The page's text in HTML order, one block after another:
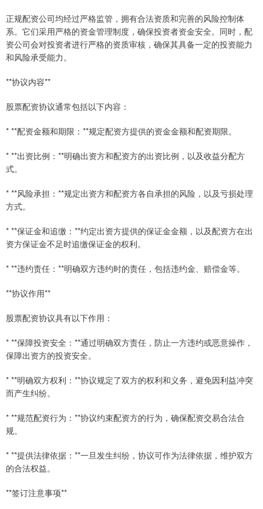
正规配资公司均经过严格监管，拥有合法资质和完善的风险控制体
系。它们采用严格的资金管理制度，确保投资者资金安全。同时，配
资公司会对投资者进行严格的资质审核，确保其具备一定的投资能力
和风险承受能力。
**协议内容**
股票配资协议通常包括以下内容：
* **配资金额和期限：**规定配资方提供的资金金额和配资期限。
* **出资比例：**明确出资方和配资方的出资比例，以及收益分配方
式。
* **风险承担：**规定出资方和配资方各自承担的风险，以及亏损处理
方式。
* **保证金和追缴：**约定出资方提供的保证金金额，以及配资方在出
资方保证金不足时追缴保证金的权利。
* **违约责任：**明确双方违约时的责任，包括违约金、赔偿金等。
**协议作用**
股票配资协议具有以下作用：
* **保障投资安全：**通过明确双方责任，防止一方违约或恶意操作，
保障出资方的投资安全。
* **明确双方权利：**协议规定了双方的权利和义务，避免因利益冲突
而产生纠纷。
* **规范配资行为：**协议约束配资方的行为，确保配资交易合法合
规。
* **提供法律依据：**一旦发生纠纷，协议可作为法律依据，维护双方
的合法权益。
**签订注意事项**